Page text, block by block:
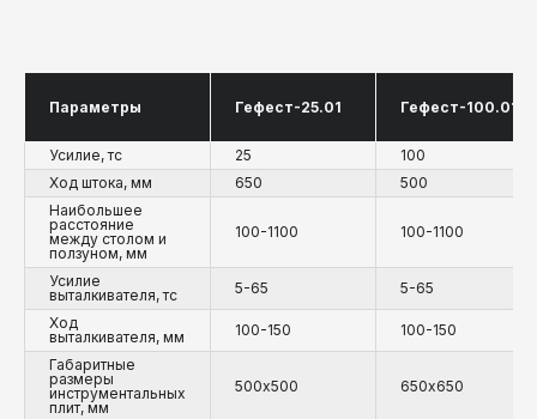
Параметры Гефест-25.01 Гефест-100.01
Усилие, тс 25
100
Ход штока, мм
650
500
Наибольшее
расстояние
между столом и
ползуном, мм
100-1100 100-1100
Усилие
выталкивателя, тс
5-65
5-65
Ход
выталкивателя, мм
100-150
100-150
Габаритные
размеры
инструментальных
плит, мм
500х500 650х650